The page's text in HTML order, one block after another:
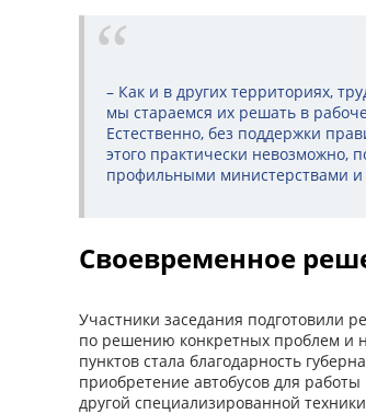
– Как и в других территориях,
мы стараемся их решать в
Естественно, без поддержки
этого практически невозможно,
профильными министерствами и
Своевременное
Участники заседания подготовили
по решению конкретных проблем и
пунктов стала благодарность
приобретение автобусов для
другой специализированной